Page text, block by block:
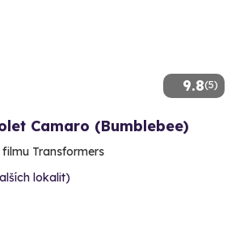
9.8(5)
Camaro (Bumblebee)
Transformers
lokalit)